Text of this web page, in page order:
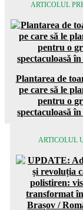
ARTICOLUL
Plantarea de
pe care să le
pentru o
spectaculoasă
ARTICOLUL